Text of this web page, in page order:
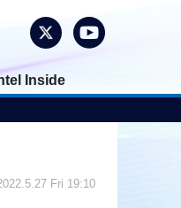
Inside
Fri 19:10